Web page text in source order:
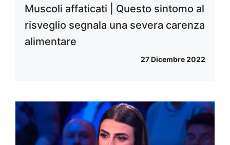
Muscoli affaticati | Questo sintomo al
risveglio segnala una severa carenza
alimentare
27 Dicembre 2022